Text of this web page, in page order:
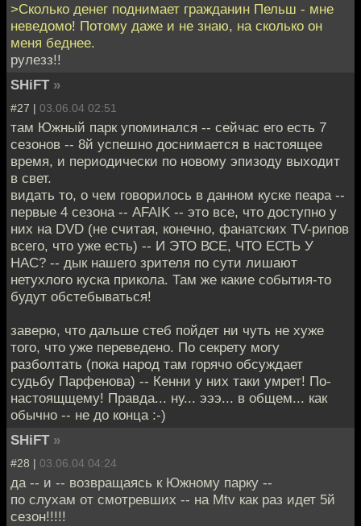
>Сколько денег поднимает гражданин Пельш - мне
неведомо! Потому даже и не знаю, на сколько он
меня беднее.
рулезз!!
SHiFT »
#27 | 03.06.04 02:51
там Южный парк упоминался -- сейчас его есть 7
сезонов -- 8й успешно доснимается в настоящее
время, и периодически по новому эпизоду выходит
в свет.
видать то, о чем говорилось в данном куске пеара --
первые 4 сезона -- AFAIK -- это все, что доступно у
них на DVD (не считая, конечно, фанатских TV-рипов
всего, что уже есть) -- И ЭТО ВСЕ, ЧТО ЕСТЬ У
НАС? -- дык нашего зрителя по сути лишают
нетухлого куска прикола. Там же какие события-то
будут обстебываться!
заверю, что дальше стеб пойдет ни чуть не хуже
того, что уже переведено. По секрету могу
разболтать (пока народ там горячо обсуждает
судьбу Парфенова) -- Кенни у них таки умрет! По-
настоящщему! Правда... ну... эээ... в общем... как
обычно -- не до конца :-)
SHiFT »
#28 | 03.06.04 04:24
да -- и -- возвращаясь к Южному парку --
по слухам от смотревших -- на Mtv как раз идет 5й
сезон!!!!!